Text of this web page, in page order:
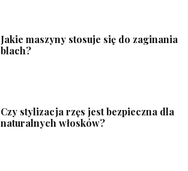
Jakie maszyny stosuje się do zaginania
blach?
Czy stylizacja rzęs jest bezpieczna dla
naturalnych włosków?